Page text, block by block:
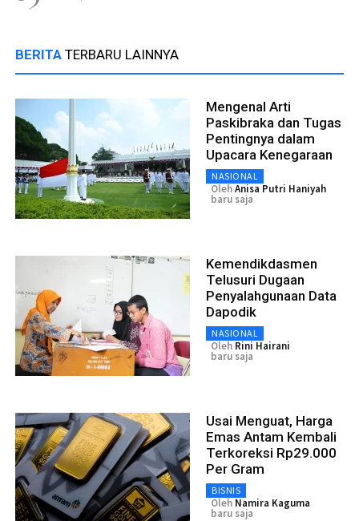
BERITA TERBARU LAINNYA
Mengenal Arti
Paskibraka dan Tugas
Pentingnya dalam
Upacara Kenegaraan
NASIONAL
OlehAnisa Putri Haniyah
baru saja
Kemendikdasmen
Telusuri Dugaan
Penyalahgunaan Data
Dapodik
NASIONAL
Oleh Rini Hairani
baru saja
Usai Menguat, Harga
Emas Antam Kembali
Terkoreksi Rp29.000
Per Gram
BISNIS
Oleh Namira Kaguma
baru saja